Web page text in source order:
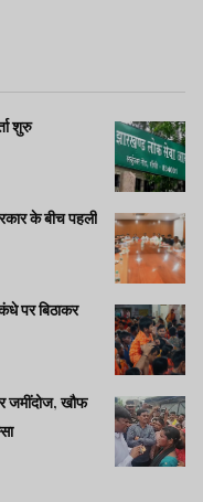
शुरु
के बीच पहली
पर बिठाकर
जमींदोज, खौफ